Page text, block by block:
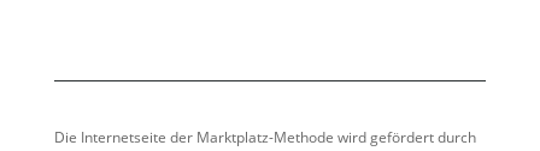
Die Internetseite der Marktplatz-Methode wird gefördert durch